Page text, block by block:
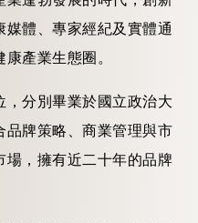
體、專家經紀及實體通
產業生態圈。
分別畢業於國立政治大
品牌策略、商業管理與市
場，擁有近二十年的品牌